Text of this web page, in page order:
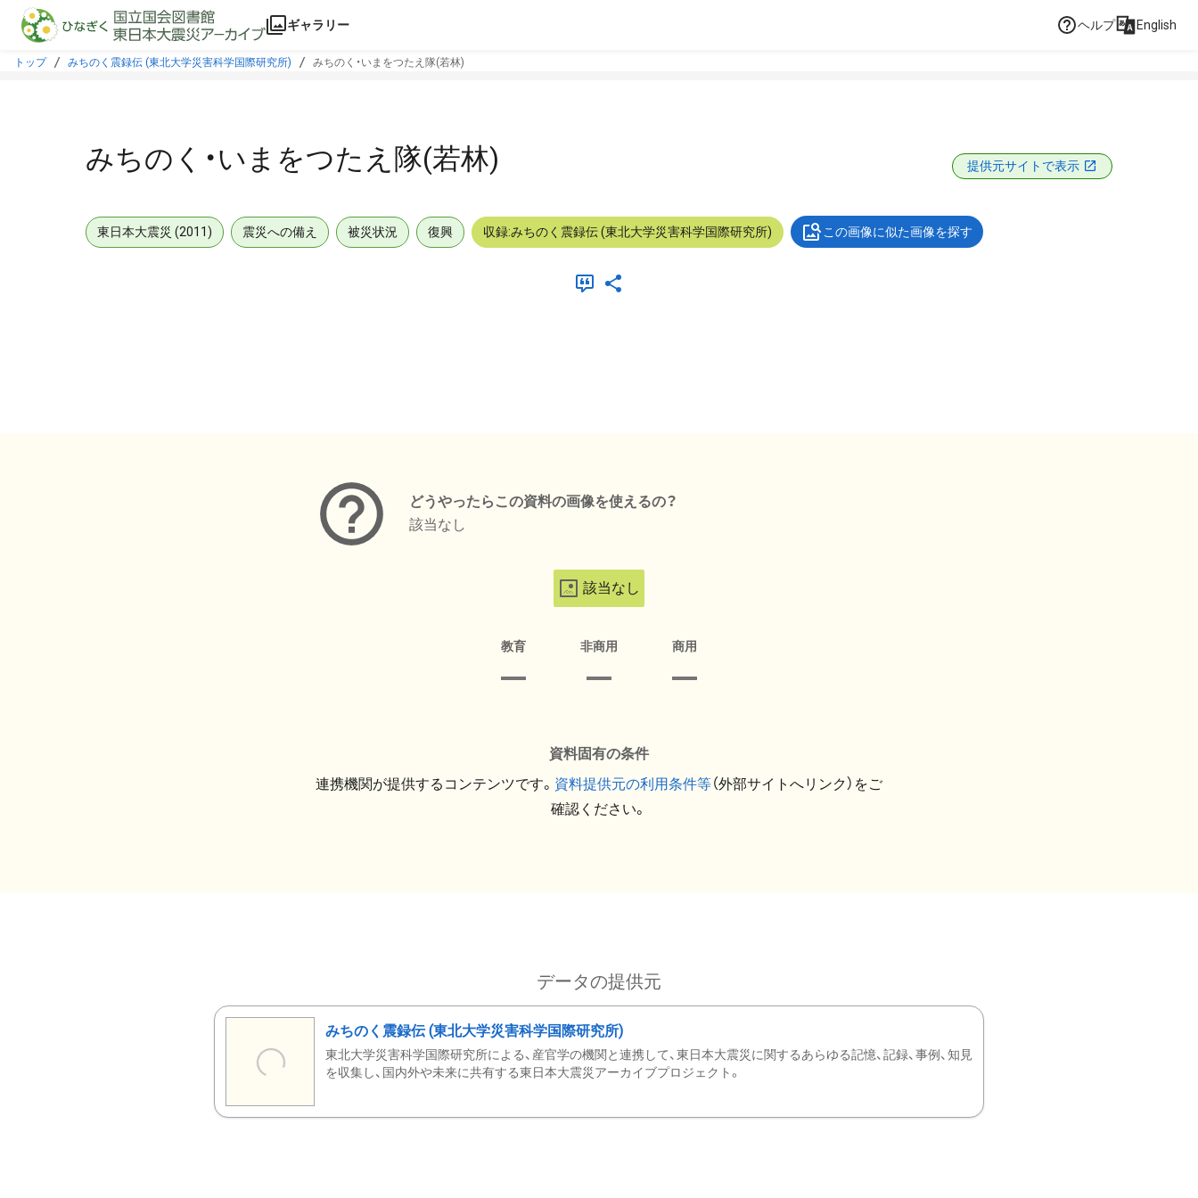
本文に飛ぶ
ギャラリー ヘルプ English
トップ みちのく震録伝 (東北大学災害科学国際研究所) みちのく・いまをつたえ隊(若林)
みちのく・いまをつたえ隊(若林) 提供元サイトで表示
東日本大震災 (2011) 震災への備え 被災状況 復興 収録:みちのく震録伝 (東北大学災害科学国際研究所) この画像に似た画像を探す
どうやったらこの資料の画像を使えるの？
該当なし
該当なし
教育 非商用 商用
資料固有の条件
連携機関が提供するコンテンツです。 資料提供元の利用条件等（外部サイトへリンク）をご
確認ください。
データの提供元
みちのく震録伝 (東北大学災害科学国際研究所)
東北大学災害科学国際研究所による、産官学の機関と連携して、東日本大震災に関するあらゆる記憶、記録、事例、知見
を収集し、国内外や未来に共有する東日本大震災アーカイブプロジェクト。